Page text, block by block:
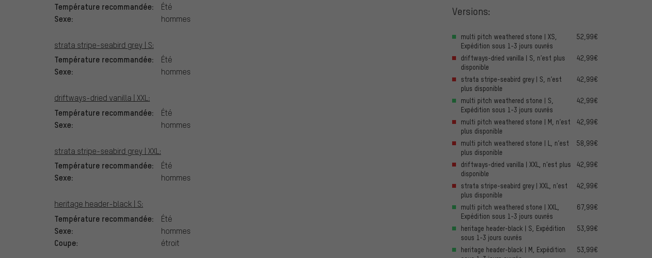
Température recommandée: Été
Sexe: hommes
strata stripe-seabird grey | S:
Température recommandée: Été
Sexe: hommes
driftways-dried vanilla | XXL:
Température recommandée: Été
Sexe: hommes
strata stripe-seabird grey | XXL:
Température recommandée: Été
Sexe: hommes
heritage header-black | S:
Température recommandée: Été
Sexe: hommes
Coupe: étroit
Versions:
multi pitch weathered stone | XS,
Expédition sous 1-3 jours ouvrés
52,99€
driftways-dried vanilla | S, n’est plus
disponible
42,99€
strata stripe-seabird grey | S, n’est
plus disponible
42,99€
multi pitch weathered stone | S,
Expédition sous 1-3 jours ouvrés
42,99€
multi pitch weathered stone | M, n’est
plus disponible
42,99€
multi pitch weathered stone | L, n’est
plus disponible
58,99€
driftways-dried vanilla | XXL, n’est plus
disponible
42,99€
strata stripe-seabird grey | XXL, n’est
plus disponible
42,99€
multi pitch weathered stone | XXL,
Expédition sous 1-3 jours ouvrés
67,99€
heritage header-black | S, Expédition
sous 1-3 jours ouvrés
53,99€
heritage header-black | M, Expédition
53,99€